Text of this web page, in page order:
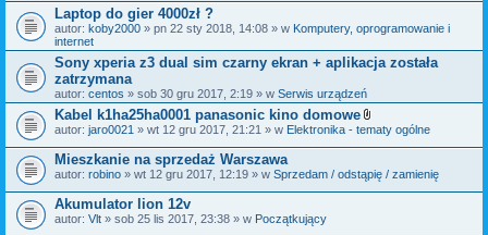
ł
c
n
i
Laptop do gier 4000zł ?
autor: koby2000 » pn 22 sty 2018, 14:08 » w Komputery, oprogramowanie i
internet
Sony xperia z3 dual sim czarny ekran + aplikacja została
zatrzymana
autor: centos » sob 30 gru 2017, 2:19 » w Serwis urządzeń
Kabel k1ha25ha0001 panasonic kino domowe
Z
ł
c
z
autor: jaro0021 » wt 12 gru 2017, 21:21 » w Elektronika - tematy ogólne
Mieszkanie na sprzedaż Warszawa
autor: robino » wt 12 gru 2017, 12:19 » w Sprzedam / odstąpię / zamienię
Akumulator lion 12v
autor: Vlt » sob 25 lis 2017, 23:38 » w Początkujący